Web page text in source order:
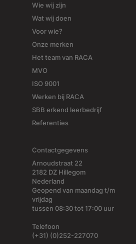
Wie wij zijn
Wat wij doen
Voor wie?
Onze merken
Het team van RACA
MVO
ISO 9001
Werken bij RACA
SBB erkend leerbedrijf
Referenties
Contactgegevens
Arnoudstraat 22
2182 DZ Hillegom
Nederland
Geopend van maandag t/m
vrijdag
tussen 08:30 tot 17:00 uur
Telefoon
(+31) (0)252-227070